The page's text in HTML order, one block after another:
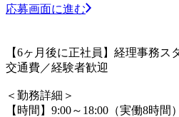
応募画面に進む
【6ヶ月後に正社員】経理事務ス
交通費／経験者歓迎
＜勤務詳細＞
【時間】9:00～18:00（実働8時間）